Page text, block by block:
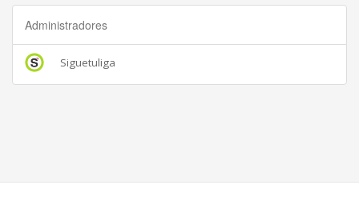
Administradores
Siguetuliga